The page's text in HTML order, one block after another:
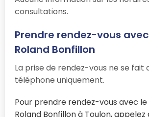
consultations.
Prendre rendez-vous
Roland Bonfillon
La prise de rendez-vous ne se fait
téléphone uniquement.
Pour prendre rendez-vous avec
Roland Bonfillon à Toulon, appelez